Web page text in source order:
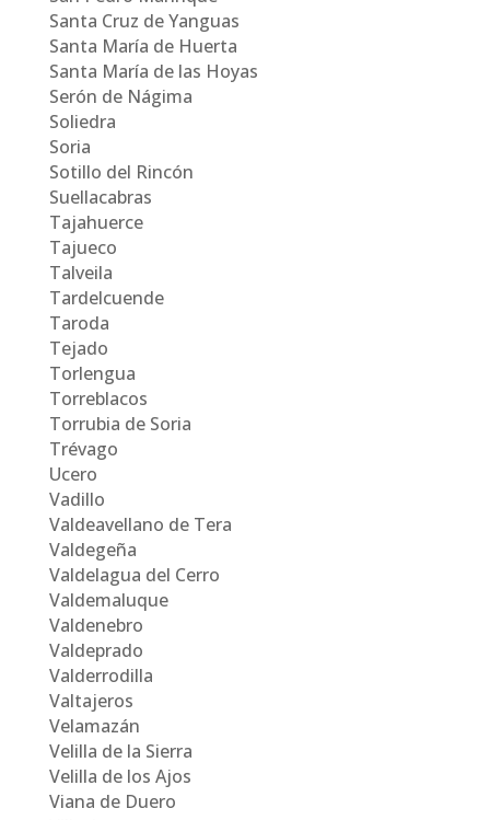
Santa Cruz de Yanguas
Santa María de Huerta
Santa María de las Hoyas
Serón de Nágima
Soliedra
Soria
Sotillo del Rincón
Suellacabras
Tajahuerce
Tajueco
Talveila
Tardelcuende
Taroda
Tejado
Torlengua
Torreblacos
Torrubia de Soria
Trévago
Ucero
Vadillo
Valdeavellano de Tera
Valdegeña
Valdelagua del Cerro
Valdemaluque
Valdenebro
Valdeprado
Valderrodilla
Valtajeros
Velamazán
Velilla de la Sierra
Velilla de los Ajos
Viana de Duero